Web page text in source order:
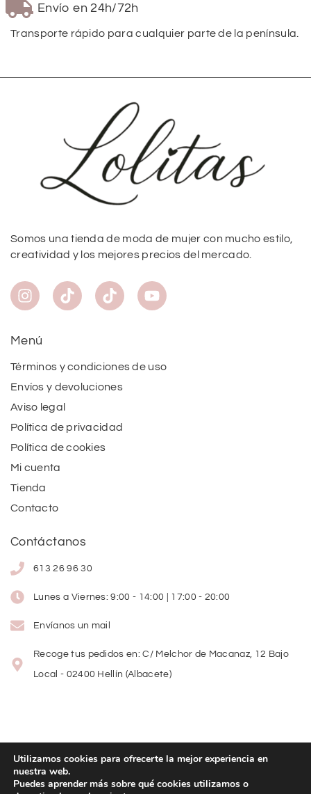
Envío en 24h/72h
Transporte rápido para cualquier parte de la península.
Somos una tienda de moda de mujer con mucho estilo,
creatividad y los mejores precios del mercado.
Menú
Términos y condiciones de uso
Envíos y devoluciones
Aviso legal
Política de privacidad
Política de cookies
Mi cuenta
Tienda
Contacto
Contáctanos
613 26 96 30
Lunes a Viernes: 9:00 - 14:00 | 17:00 - 20:00
Envíanos un mail
Recoge tus pedidos en: C/ Melchor de Macanaz, 12 Bajo
Local - 02400 Hellín (Albacete)
Copyright© 2026Lolitas Moda
Utilizamos cookies para ofrecerte la mejor experiencia en
nuestra web.
Puedes aprender más sobre qué cookies utilizamos o